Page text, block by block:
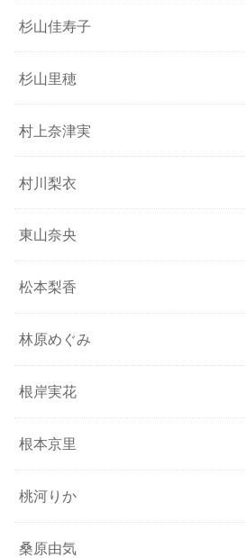
杉山佳寿子
杉山里穂
村上奈津実
村川梨衣
東山奈央
松本梨香
林原めぐみ
根岸実花
根本京里
桃河りか
桑原由気